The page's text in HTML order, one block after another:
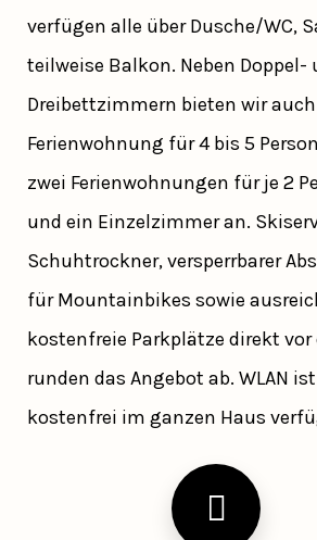
verfügen alle über Dusche/WC,
teilweise Balkon. Neben Doppel-
Dreibettzimmern bieten wir
Ferienwohnung für 4 bis 5
zwei Ferienwohnungen für je 2
und ein Einzelzimmer an.
Schuhtrockner, versperrbarer
für Mountainbikes sowie
kostenfreie Parkplätze direkt vor
runden das Angebot ab. WLAN ist
kostenfrei im ganzen Haus